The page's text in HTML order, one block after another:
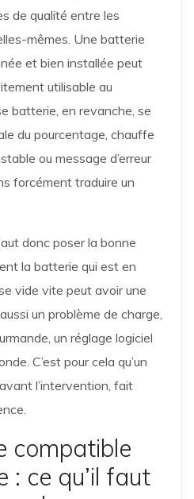
de qualité entre les
mêmes. Une batterie
et bien installée peut
utilisable au
batterie, en revanche, se
du pourcentage, chauffe
ou message d’erreur
forcément traduire un
donc poser la bonne
la batterie qui est en
vide vite peut avoir une
un problème de charge,
un réglage logiciel
C’est pour cela qu’un
l’intervention, fait
compatible
: ce qu’il faut